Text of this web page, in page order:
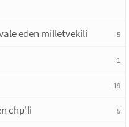
eden milletvekili 5
1
19
chp'li 5